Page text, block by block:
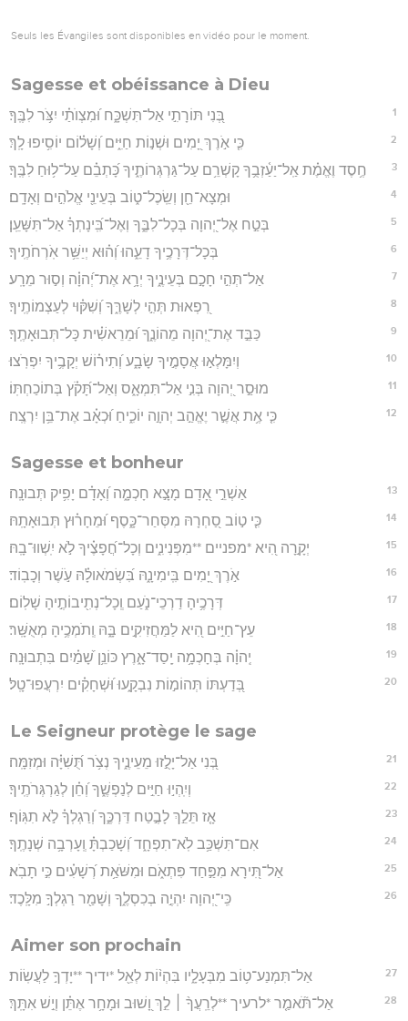
Seuls les Évangiles sont disponibles en vidéo pour le moment.
Sagesse et obéissance à Dieu
1 בְּ֭נִי תּוֹרָתִ֣י אַל־תִּשְׁכָּ֑ח וּ֝מִצְוֺתַ֗י יִצֹּ֥ר לִבֶּֽךָ׃
2 כִּ֤י אֹ֣רֶךְ יָ֭מִים וּשְׁנ֣וֹת חַיִּ֑ים וְ֝שָׁל֗וֹם יוֹסִ֥יפוּ לָֽךְ׃
3 חֶ֥סֶד וֶאֱמֶ֗ת אַֽל־יַעַ֫זְבֻ֥ךָ קָשְׁרֵ֥ם עַל־גַּרְגְּרוֹתֶ֑יךָ כָּ֝תְבֵ֗ם עַל־ל֥וּחַ לִבֶּֽךָ׃
4 וּמְצָא־חֵ֖ן וְשֵֽׂכֶל־ט֑וֹב בְּעֵינֵ֖י אֱלֹהִ֣ים וְאָדָֽם׃
5 בְּטַ֣ח אֶל־יְ֭הוָה בְּכָל־לִבֶּ֑ךָ וְאֶל־בִּֽ֝ינָתְךָ֗ אַל־תִּשָּׁעֵֽן׃
6 בְּכָל־דְּרָכֶ֥יךָ דָעֵ֑הוּ וְ֝ה֗וּא יְיַשֵּׁ֥ר אֹֽרְחֹתֶֽיךָ׃
7 אַל־תְּהִ֣י חָכָ֣ם בְּעֵינֶ֑יךָ יְרָ֥א אֶת־יְ֝הוָ֗ה וְס֣וּר מֵרָֽע׃
8 רִ֭פְאוּת תְּהִ֣י לְשָׁרֶּ֑ךָ וְ֝שִׁקּ֗וּי לְעַצְמוֹתֶֽיךָ׃
9 כַּבֵּ֣ד אֶת־יְ֭הוָה מֵהוֹנֶ֑ךָ וּ֝מֵרֵאשִׁ֗ית כָּל־תְּבוּאָתֶֽךָ׃
10 וְיִמָּלְא֣וּ אֲסָמֶ֣יךָ שָׂבָ֑ע וְ֝תִיר֗וֹשׁ יְקָבֶ֥יךָ יִפְרֹֽצוּ׃
11 מוּסַ֣ר יְ֭הוָה בְּנִ֣י אַל־תִּמְאָ֑ס וְאַל־תָּ֝קֹ֗ץ בְּתוֹכַחְתּֽוֹ׃
12 כִּ֤י אֶ֥ת אֲשֶׁ֣ר יֶאֱהַ֣ב יְהוָ֣ה יוֹכִ֑יחַ וּ֝כְאָ֗ב אֶת־בֵּ֥ן יִרְצֶֽה׃
Sagesse et bonheur
13 אַשְׁרֵ֣י אָ֭דָם מָצָ֣א חָכְמָ֑ה וְ֝אָדָ֗ם יָפִ֥יק תְּבוּנָֽה׃
14 כִּ֤י ט֣וֹב סַ֭חְרָהּ מִסְּחַר־כָּ֑סֶף וּ֝מֵחָר֗וּץ תְּבוּאָתָֽהּ׃
15 יְקָ֣רָה הִ֭יא *מפניים **מִפְּנִינִ֑ים וְכָל־חֲ֝פָצֶ֗יךָ לֹ֣א יִֽשְׁווּ־בָֽהּ׃
16 אֹ֣רֶךְ יָ֭מִים בִּֽימִינָ֑הּ בִּ֝שְׂמֹאולָ֗הּ עֹ֣שֶׁר וְכָבֽוֹד׃
17 דְּרָכֶ֥יהָ דַרְכֵי־נֹ֑עַם וְֽכָל־נְתִ֖יבוֹתֶ֣יהָ שָׁלֽוֹם׃
18 עֵץ־חַיִּ֣ים הִ֭יא לַמַּחֲזִיקִ֣ים בָּ֑הּ וְֽתֹמְכֶ֥יהָ מְאֻשָּֽׁר׃
19 יְֽהוָ֗ה בְּחָכְמָ֥ה יָֽסַד־אָ֑רֶץ כּוֹנֵ֥ן שָׁ֝מַ֗יִם בִּתְבוּנָֽה׃
20 בְּ֭דַעְתּוֹ תְּהוֹמ֣וֹת נִבְקָ֑עוּ וּ֝שְׁחָקִ֗ים יִרְעֲפוּ־טָֽל׃
Le Seigneur protège le sage
21 בְּ֭נִי אַל־יָלֻ֣זוּ מֵעֵינֶ֑יךָ נְצֹ֥ר תֻּ֝שִׁיָּ֗ה וּמְזִמָּֽה׃
22 וְיִֽהְי֣וּ חַיִּ֣ים לְנַפְשֶׁ֑ךָ וְ֝חֵ֗ן לְגַרְגְּרֹתֶֽיךָ׃
23 אָ֤ז תֵּלֵ֣ךְ לָבֶ֣טַח דַּרְכֶּ֑ךָ וְ֝רַגְלְךָ֗ לֹ֣א תִגּֽוֹף׃
24 אִם־תִּשְׁכַּ֥ב לֹֽא־תִפְחָ֑ד וְ֝שָׁכַבְתָּ֗ וְֽעָרְבָ֥ה שְׁנָתֶֽךָ׃
25 אַל־תִּ֭ירָא מִפַּ֣חַד פִּתְאֹ֑ם וּמִשֹּׁאַ֥ת רְ֝שָׁעִ֗ים כִּ֣י תָבֹֽא׃
26 כִּֽי־יְ֭הוָה יִהְיֶ֣ה בְכִסְלֶ֑ךָ וְשָׁמַ֖ר רַגְלְךָ֣ מִלָּֽכֶד׃
Aimer son prochain
27 אַל־תִּמְנַע־ט֥וֹב מִבְּעָלָ֑יו בִּהְי֨וֹת לְאֵ֖ל *ידיך **יָדְךָ֣ לַעֲשֽׂוֹת׃
28 אַל־תֹּ֘אמַ֤ר *לרעיך **לְרֵֽעֲךָ֨ ׀ לֵ֣ךְ וָ֭שׁוּב וּמָחָ֥ר אֶתֵּ֗ן וְיֵ֣שׁ אִתָּֽךְ׃